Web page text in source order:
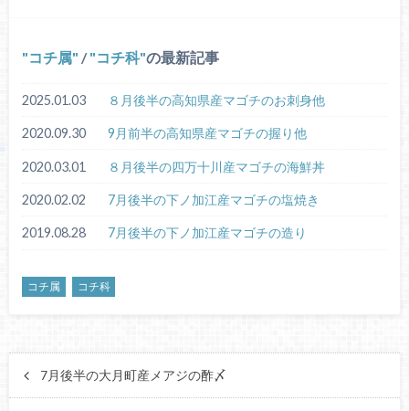
コチ属 / コチ科 の最新記事
2025.01.03 ８月後半の高知県産マゴチのお刺身他
2020.09.30 9月前半の高知県産マゴチの握り他
2020.03.01 ８月後半の四万十川産マゴチの海鮮丼
2020.02.02 7月後半の下ノ加江産マゴチの塩焼き
2019.08.28 7月後半の下ノ加江産マゴチの造り
コチ属 コチ科
7月後半の大月町産メアジの酢〆